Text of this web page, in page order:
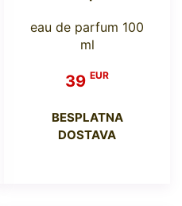
eau de parfum 100
ml
39 EUR
BESPLATNA
DOSTAVA